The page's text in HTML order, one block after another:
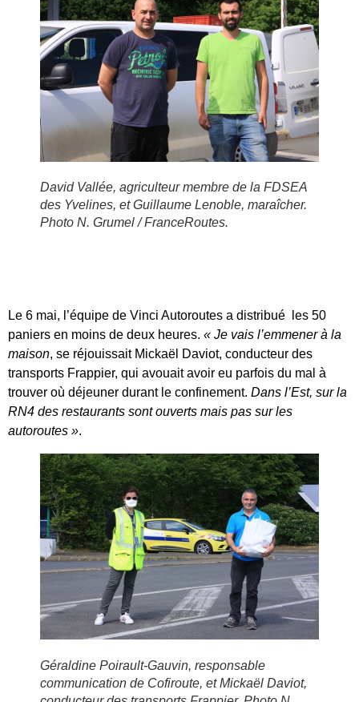
David Vallée, agriculteur membre de la FDSEA
des Yvelines, et Guillaume Lenoble, maraîcher.
Photo N. Grumel / FranceRoutes.
Le 6 mai, l’équipe de Vinci Autoroutes a distribué les 50
paniers en moins de deux heures. « Je vais l’emmener à la
maison, se réjouissait Mickaël Daviot, conducteur des
transports Frappier, qui avouait avoir eu parfois du mal à
trouver où déjeuner durant le confinement. Dans l’Est, sur la
RN4 des restaurants sont ouverts mais pas sur les
autoroutes ».
Géraldine Poirault-Gauvin, responsable
communication de Cofiroute, et Mickaël Daviot,